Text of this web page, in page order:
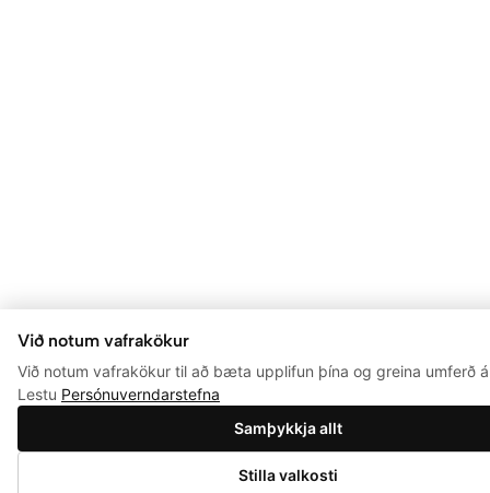
Við notum vafrakökur
Við notum vafrakökur til að bæta upplifun þína og greina umferð
Lestu Persónuverndarstefna
Samþykkja allt
Stilla valkosti
Setja í körfu